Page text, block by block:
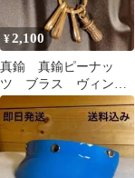
¥2,100
真鍮 真鍮ピーナッ
ツ ブラス ヴィンテ
ージ キーリング キ
ーホルダー